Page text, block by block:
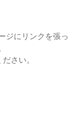
ジにリンクを張っ
さい。